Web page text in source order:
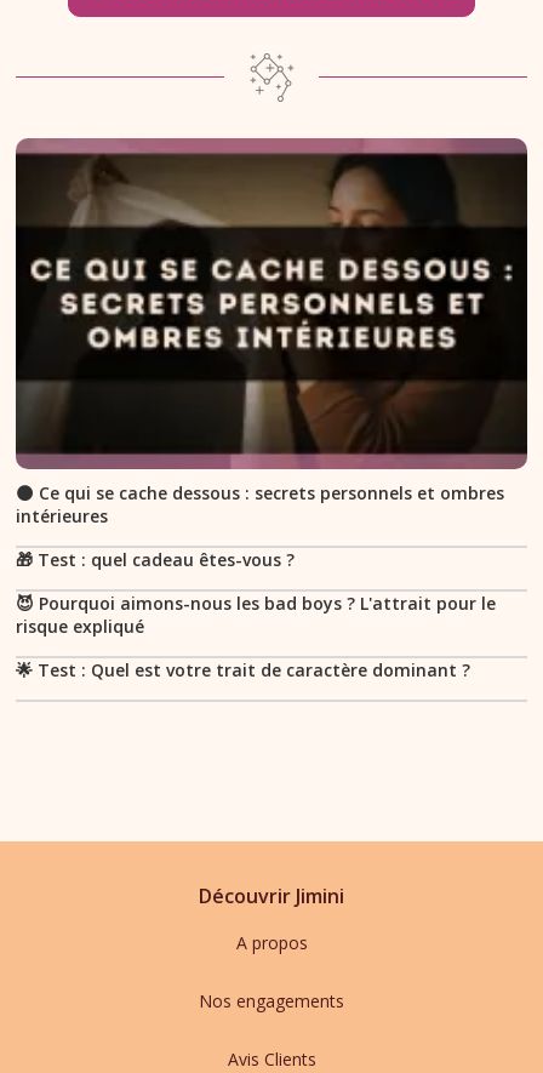
🌑 Ce qui se cache dessous : secrets personnels et ombres
intérieures
🎁 Test : quel cadeau êtes-vous ?
😈 Pourquoi aimons-nous les bad boys ? L'attrait pour le
risque expliqué
🌟 Test : Quel est votre trait de caractère dominant ?
Découvrir Jimini
A propos
Nos engagements
Avis Clients